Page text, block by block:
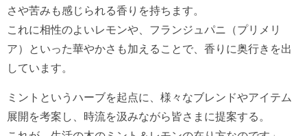
さや苦みも感じられる香りを持ちます。
これに相性のよいレモンや、フランジュパニ（プリメリ
ア）といった華やかさも加えることで、香りに奥行きを出
しています。
ミントというハーブを起点に、様々なブレンドやアイテム
展開を考案し、時流を汲みながら皆さまに提案する。